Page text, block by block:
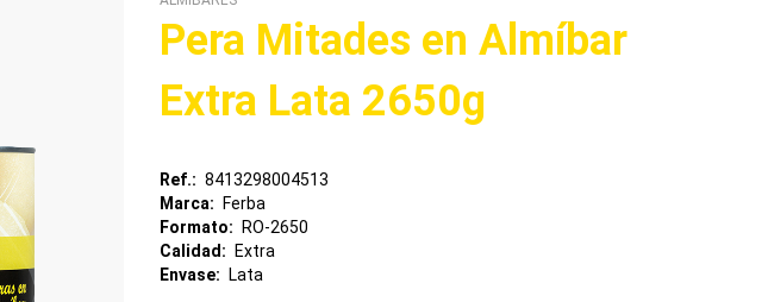
Pera Mitades en Almíbar
Extra Lata 2650g
Ref.
8413298004513
Marca
Ferba
Formato
RO-2650
Calidad
Extra
Envase
Lata